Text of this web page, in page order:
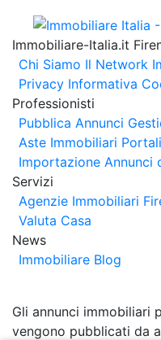
Immobiliare-Italia.it
Chi Siamo Il Network
Privacy Informativa
Professionisti
Pubblica Annunci
Aste Immobiliari
Importazione Annunci
Servizi
Agenzie Immobiliari
Valuta Casa
News
Immobiliare Blog
Gli annunci immobiliari
vengono pubblicati da